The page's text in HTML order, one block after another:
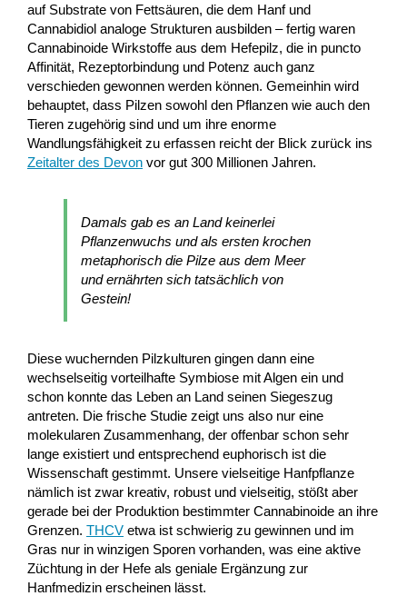
auf Substrate von Fettsäuren, die dem Hanf und
Cannabidiol analoge Strukturen ausbilden – fertig waren
Cannabinoide Wirkstoffe aus dem Hefepilz, die in puncto
Affinität, Rezeptorbindung und Potenz auch ganz
verschieden gewonnen werden können. Gemeinhin wird
behauptet, dass Pilzen sowohl den Pflanzen wie auch den
Tieren zugehörig sind und um ihre enorme
Wandlungsfähigkeit zu erfassen reicht der Blick zurück ins
Zeitalter des Devon vor gut 300 Millionen Jahren.
Damals gab es an Land keinerlei
Pflanzenwuchs und als ersten krochen
metaphorisch die Pilze aus dem Meer
und ernährten sich tatsächlich von
Gestein!
Diese wuchernden Pilzkulturen gingen dann eine
wechselseitig vorteilhafte Symbiose mit Algen ein und
schon konnte das Leben an Land seinen Siegeszug
antreten. Die frische Studie zeigt uns also nur eine
molekularen Zusammenhang, der offenbar schon sehr
lange existiert und entsprechend euphorisch ist die
Wissenschaft gestimmt. Unsere vielseitige Hanfpflanze
nämlich ist zwar kreativ, robust und vielseitig, stößt aber
gerade bei der Produktion bestimmter Cannabinoide an ihre
Grenzen. THCV etwa ist schwierig zu gewinnen und im
Gras nur in winzigen Sporen vorhanden, was eine aktive
Züchtung in der Hefe als geniale Ergänzung zur
Hanfmedizin erscheinen lässt.